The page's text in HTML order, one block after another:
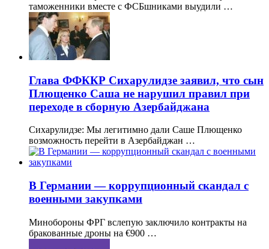
таможенники вместе с ФСБшниками выудили …
Глава ФФККР Сихарулидзе заявил, что сын
Плющенко Саша не нарушил правил при
переходе в сборную Азербайджана
Сихарулидзе: Мы легитимно дали Саше Плющенко
возможность перейти в Азербайджан …
В Германии — коррупционный скандал с
военными закупками
Минобороны ФРГ вслепую заключило контракты на
бракованные дроны на €900 …